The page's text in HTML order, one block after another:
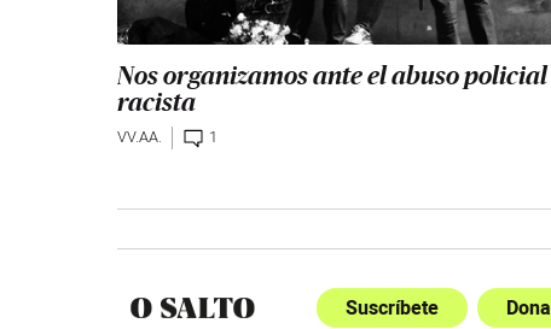
Nos organizamos ante el abuso policial
racista
VV.AA. 1
Suscríbete Dona